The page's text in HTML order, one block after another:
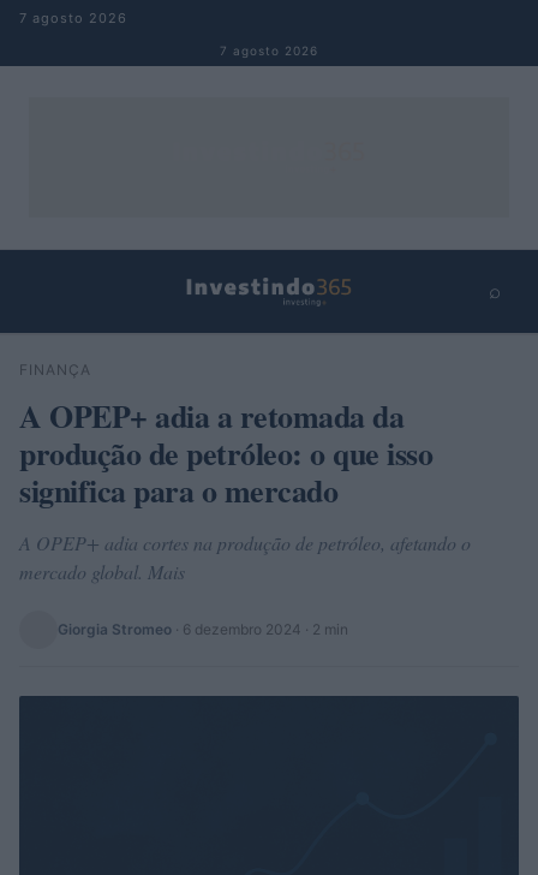
Pular para o conteúdo
7 agosto 2026
7 agosto 2026
⌕
Buscar
FINANÇA
A OPEP+ adia a retomada da
produção de petróleo: o que isso
significa para o mercado
A OPEP+ adia cortes na produção de petróleo, afetando o
mercado global. Mais
Giorgia Stromeo · 6 dezembro 2024 · 2 min